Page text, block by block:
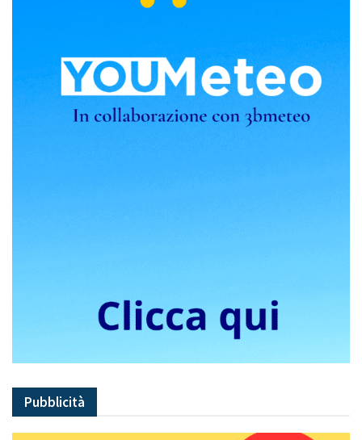
Pubblicità